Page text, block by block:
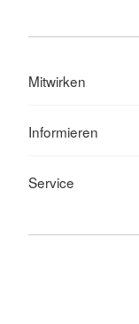
Mitwirken
Informieren
Service